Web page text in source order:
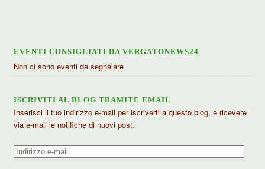
EVENTI CONSIGLIATI DA VERGATONEWS24
Non ci sono eventi da segnalare
ISCRIVITI AL BLOG TRAMITE EMAIL
Inserisci il tuo indirizzo e-mail per iscriverti a questo blog, e ricevere
via e-mail le notifiche di nuovi post.
Indirizzo